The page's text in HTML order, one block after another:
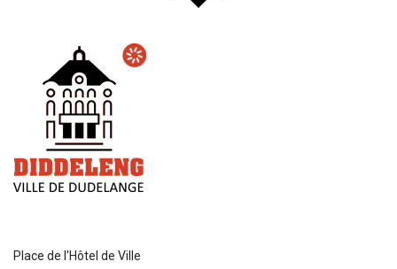
Place de l'Hôtel de Ville